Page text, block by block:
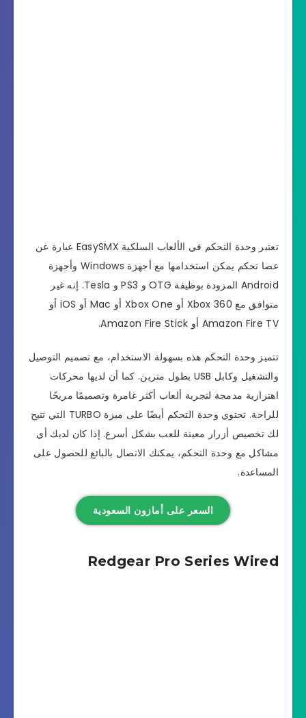
تعتبر وحدة التحكم في الألعاب السلكية EasySMX عبارة عن
عصا تحكم يمكن استخدامها مع أجهزة Windows وأجهزة
Android المزودة بوظيفة OTG و PS3 و Tesla. إنه غير
متوافق مع Xbox 360 أو Xbox One أو Mac أو iOS أو
Amazon Fire TV أو Amazon Fire Stick.
تتميز وحدة التحكم هذه بسهولة الاستخدام، مع تصميم التوصيل
والتشغيل وكابل USB بطول مترين. كما أن لديها محركات
اهتزازية مدمجة لتجربة ألعاب أكثر غامرة وتصميمًا مريحًا
للراحة. تحتوي وحدة التحكم أيضًا على ميزة TURBO التي تتيح
لك تخصيص أزرار معينة للعب بشكل أسرع. إذا كان لديك أي
مشاكل مع وحدة التحكم، يمكنك الاتصال بالبائع للحصول على
المساعدة.
السعر على أمازون السعودية
Redgear Pro Series Wired